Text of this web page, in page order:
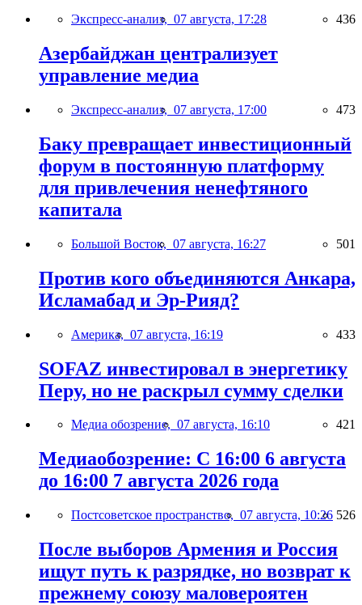
Экспресс-анализ, 07 августа, 17:28 436
Азербайджан централизует
управление медиа
Экспресс-анализ, 07 августа, 17:00 473
Баку превращает инвестиционный
форум в постоянную платформу
для привлечения ненефтяного
капитала
Большой Восток, 07 августа, 16:27 501
Против кого объединяются Анкара,
Исламабад и Эр-Рияд?
Америка, 07 августа, 16:19 433
SOFAZ инвестировал в энергетику
Перу, но не раскрыл сумму сделки
Медиа обозрение, 07 августа, 16:10 421
Медиаобозрение: С 16:00 6 августа
до 16:00 7 августа 2026 года
Постсоветское пространство, 07 августа, 10:26 526
После выборов Армения и Россия
ищут путь к разрядке, но возврат к
прежнему союзу маловероятен